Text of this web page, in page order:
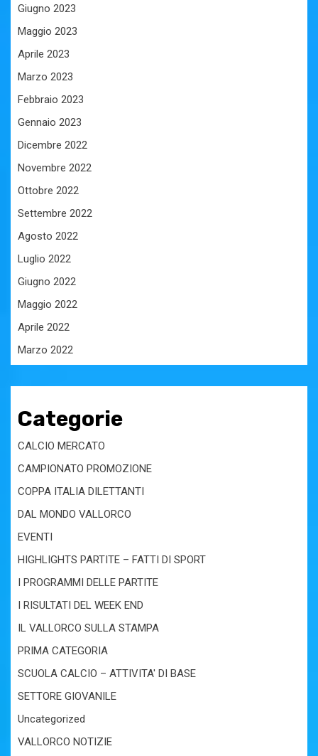
Giugno 2023
Maggio 2023
Aprile 2023
Marzo 2023
Febbraio 2023
Gennaio 2023
Dicembre 2022
Novembre 2022
Ottobre 2022
Settembre 2022
Agosto 2022
Luglio 2022
Giugno 2022
Maggio 2022
Aprile 2022
Marzo 2022
Categorie
CALCIO MERCATO
CAMPIONATO PROMOZIONE
COPPA ITALIA DILETTANTI
DAL MONDO VALLORCO
EVENTI
HIGHLIGHTS PARTITE – FATTI DI SPORT
I PROGRAMMI DELLE PARTITE
I RISULTATI DEL WEEK END
IL VALLORCO SULLA STAMPA
PRIMA CATEGORIA
SCUOLA CALCIO – ATTIVITA' DI BASE
SETTORE GIOVANILE
Uncategorized
VALLORCO NOTIZIE